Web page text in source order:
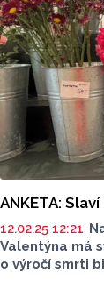
ANKETA:
12.02.25 12:21
Valentýna má
o výročí smrti